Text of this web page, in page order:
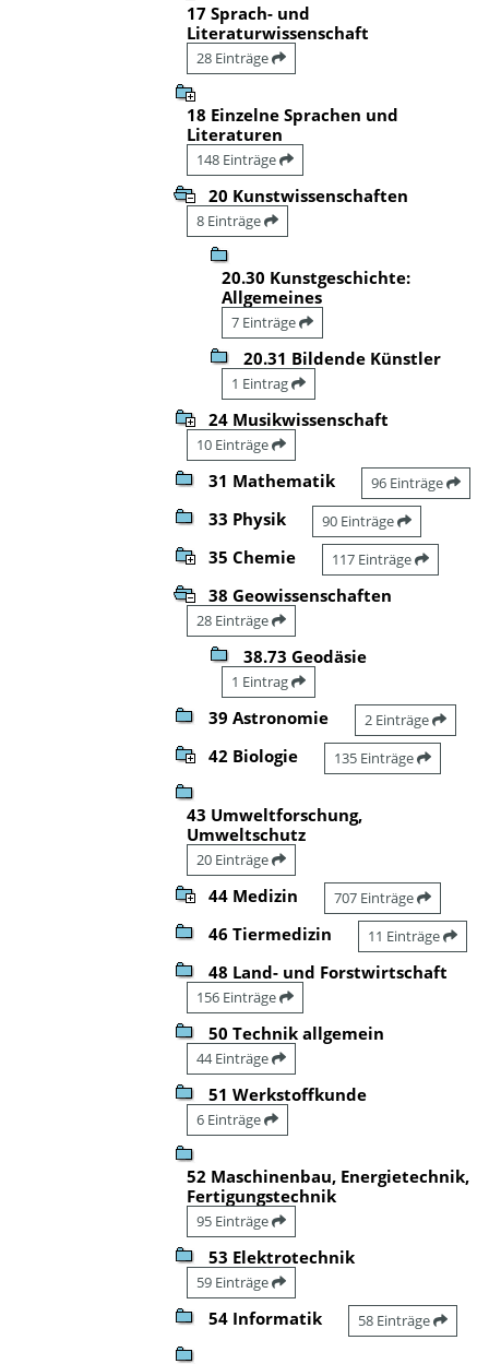
17 Sprach- und
Literaturwissenschaft
28 Einträge
18 Einzelne Sprachen und
Literaturen
148 Einträge
20 Kunstwissenschaften
8 Einträge
20.30 Kunstgeschichte:
Allgemeines
7 Einträge
20.31 Bildende Künstler
1 Eintrag
24 Musikwissenschaft
10 Einträge
31 Mathematik 96 Einträge
33 Physik 90 Einträge
35 Chemie 117 Einträge
38 Geowissenschaften
28 Einträge
38.73 Geodäsie
1 Eintrag
39 Astronomie 2 Einträge
42 Biologie 135 Einträge
43 Umweltforschung,
Umweltschutz
20 Einträge
44 Medizin 707 Einträge
46 Tiermedizin 11 Einträge
48 Land- und Forstwirtschaft
156 Einträge
50 Technik allgemein
44 Einträge
51 Werkstoffkunde
6 Einträge
52 Maschinenbau, Energietechnik,
Fertigungstechnik
95 Einträge
53 Elektrotechnik
59 Einträge
54 Informatik 58 Einträge